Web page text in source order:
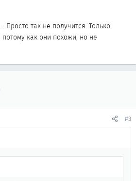
Просто так не получится. Только
как они похожи, но не
#3